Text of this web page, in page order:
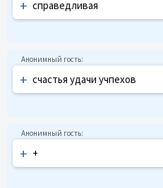
+ справедливая
+ счастья удачи учпехов
+ +